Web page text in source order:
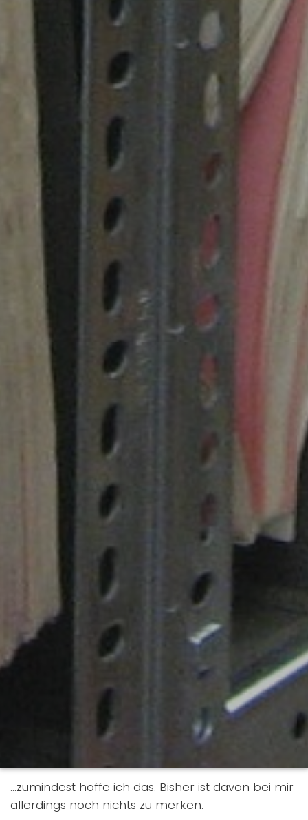
…zumindest hoffe ich das. Bisher ist davon bei mir
allerdings noch nichts zu merken.